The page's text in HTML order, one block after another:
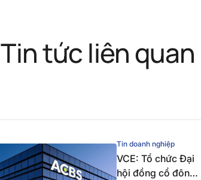
Tin tức liên quan
Tin doanh nghiệp
VCE: Tổ chức Đại
hội đồng cổ đông